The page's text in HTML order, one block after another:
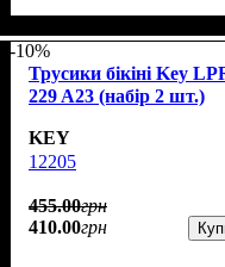
-10%
Трусики бікіні Key
229 A23 (набір 2 шт.)
KEY
12205
455.00грн
410.00грн